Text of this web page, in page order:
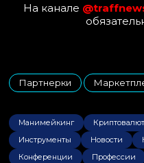
На канале
Партнерки
,
Манимейкинг
Инструменты
Новости
Конференции
Профессии